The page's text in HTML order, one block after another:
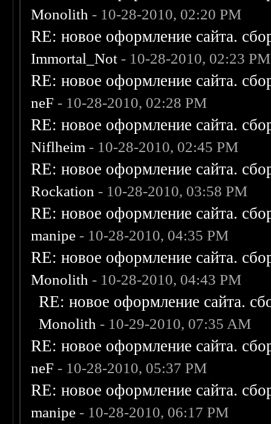
Monolith - 10-28-2010, 02:20 PM
RE: новое оформление сайта.
Immortal_Not - 10-28-2010, 02:23 PM
RE: новое оформление сайта.
neF - 10-28-2010, 02:28 PM
RE: новое оформление сайта.
Niflheim - 10-28-2010, 02:45 PM
RE: новое оформление сайта.
Rockation - 10-28-2010, 03:58 PM
RE: новое оформление сайта.
manipe - 10-28-2010, 04:35 PM
RE: новое оформление сайта.
Monolith - 10-28-2010, 04:43 PM
RE: новое оформление сайта.
Monolith - 10-29-2010, 07:35 AM
RE: новое оформление сайта.
neF - 10-28-2010, 05:37 PM
RE: новое оформление сайта.
manipe - 10-28-2010, 06:17 PM